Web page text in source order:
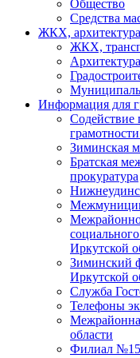
Общество
Средства
ЖКХ, архитектура
ЖКХ,
Информация для
Зиминская
Братская
прокуратура
Иркутской
Зиминский
Иркутской
Служба
Телефоны
области
Филиал №15